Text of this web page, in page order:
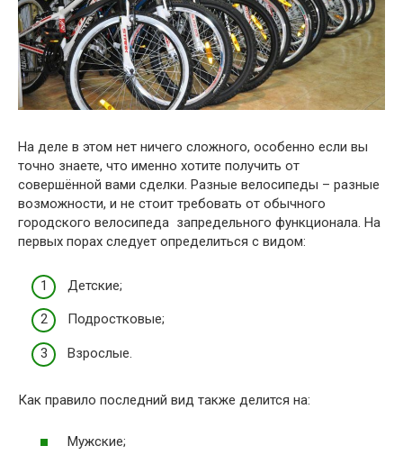
На деле в этом нет ничего сложного, особенно если вы
точно знаете, что именно хотите получить от
совершённой вами сделки. Разные велосипеды – разные
возможности, и не стоит требовать от обычного
городского велосипеда запредельного функционала. На
первых порах следует определиться с видом:
Детские;
Подростковые;
Взрослые.
Как правило последний вид также делится на:
Мужские;